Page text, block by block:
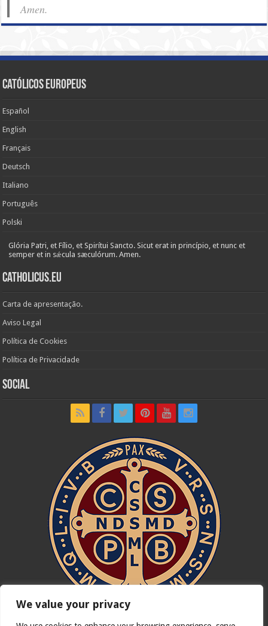
We value your privacy
Amen.
Católicos Europeus
Español
English
Français
Deutsch
Italiano
Português
Polski
Glória Patri, et Fílio, et Spirítui Sancto. Sicut erat in princípio, et nunc et
semper et in sǽcula sæculórum. Amen.
Catholicus.eu
Carta de apresentação.
Aviso Legal
Política de Cookies
Política de Privacidade
Social